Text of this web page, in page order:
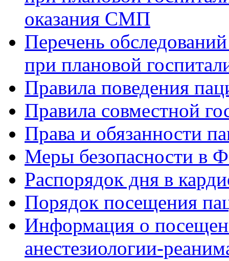
оказания СМП
Перечень
при плановой
Правила поведения
Правила совместной
Права и обязанности
Меры безопасности в
Распорядок дня в
Порядок посещения
Информация о
анестезиологии-